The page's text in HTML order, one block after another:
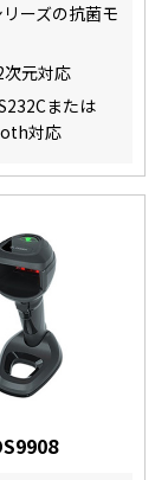
ーズの抗菌モ
元対応
または
対応